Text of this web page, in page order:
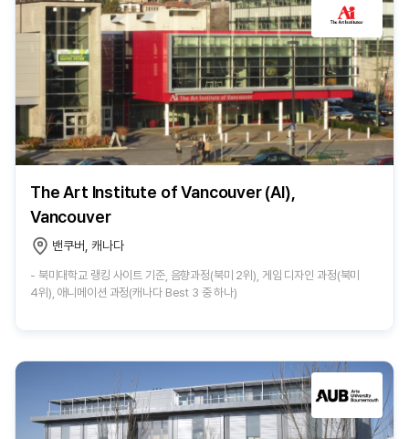
The Art Institute of Vancouver (AI),
Vancouver
밴쿠버, 캐나다
- 북미대학교 랭킹 사이트 기준, 음향과정(북미 2위), 게임 디자인 과정(북미
4위), 애니메이션 과정(캐나다 Best 3 중 하나)